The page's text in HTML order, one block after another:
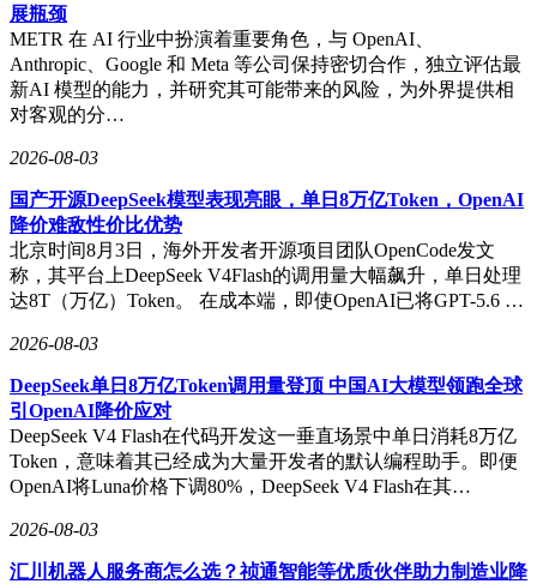
展瓶颈
METR 在 AI 行业中扮演着重要角色，与 OpenAI、
Anthropic、Google 和 Meta 等公司保持密切合作，独立评估最
新AI 模型的能力，并研究其可能带来的风险，为外界提供相
对客观的分…
2026-08-03
国产开源DeepSeek模型表现亮眼，单日8万亿Token，OpenAI
降价难敌性价比优势
北京时间8月3日，海外开发者开源项目团队OpenCode发文
称，其平台上DeepSeek V4Flash的调用量大幅飙升，单日处理
达8T（万亿）Token。 在成本端，即使OpenAI已将GPT-5.6 …
2026-08-03
DeepSeek单日8万亿Token调用量登顶 中国AI大模型领跑全球
引OpenAI降价应对
DeepSeek V4 Flash在代码开发这一垂直场景中单日消耗8万亿
Token，意味着其已经成为大量开发者的默认编程助手。即便
OpenAI将Luna价格下调80%，DeepSeek V4 Flash在其…
2026-08-03
汇川机器人服务商怎么选？祯通智能等优质伙伴助力制造业降